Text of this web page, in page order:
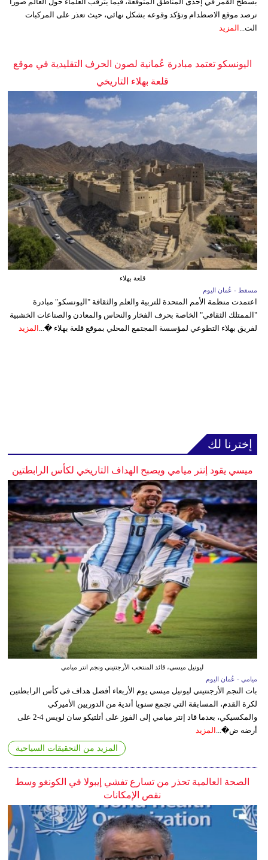
ترصد موقع الاصطدام وتؤكد وقوعه بشكل نهائي، حيث تعذر على المركبات
الت... المزيد
اليونسكو تعتمد مبادرة عُمانية لصون الحرف التقليدية في موقع
قلعة بهلاء التاريخي
قلعة بهلاء
مسقط - عُمان اليوم
اعتمدت منظمة الأمم المتحدة للتربية والعلم والثقافة "اليونسكو" مبادرة
"الممتلك الثقافي" الخاصة بحرف الفخار والنحاس والمعادن والصناعات الخشبية
لفريق بهلاء التطوعي لمؤسسة المجتمع المحلي بموقع قلعة بهلاء �... المزيد
إخترنا لك
ميسي يقود إنتر ميامي ويصبح الهداف التاريخي لكأس الرابطتين
ليونيل ميسي، قائد المنتخب الأرجنتيني ونجم انتر ميامي
ميامي - عُمان اليوم
بات النجم الأرجنتيني ليونيل ميسي يوم الأربعاء أفضل هداف في كأس الرابطتين
لكرة القدم، المسابقة التي تجمع سنويا أندية من الدوريين الأميركي
والمكسيكي، بعدما قاد إنتر ميامي إلى الفوز على أتلتيكو سان لويس 4-2 على
أرضه ض�...
المزيد
المزيد من التحقيقات السياحية
الصحة العالمية تحذر من تسارع تفشي إيبولا في الكونغو وسط
نقص الإمكانات